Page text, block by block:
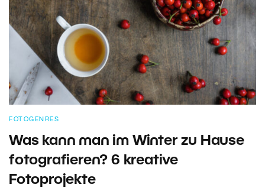
FOTOGENRES
Was kann man im Winter zu Hause
fotografieren? 6 kreative
Fotoprojekte